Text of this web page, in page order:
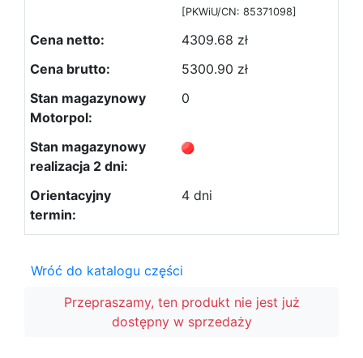
[PKWiU/CN: 85371098]
4309.68 zł
5300.90 zł
0
4 dni
Wróć do katalogu części
Przepraszamy, ten produkt nie jest już
dostępny w sprzedaży